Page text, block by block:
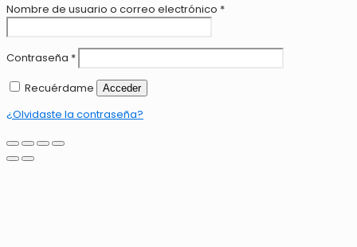
Nombre de usuario o correo electrónico *
Contraseña *
Recuérdame
Acceder
¿Olvidaste la contraseña?